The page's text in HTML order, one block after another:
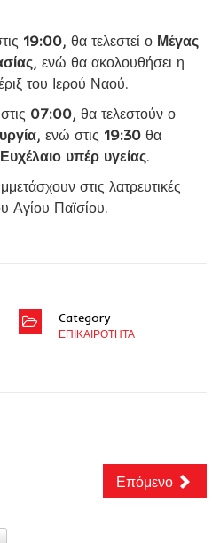
19:00, θα τελεστεί ο Μέγας
, ενώ θα ακολουθήσει η
του Ιερού Ναού.
07:00, θα τελεστούν ο
, ενώ στις 19:30 θα
υπέρ υγείας.
στις λατρευτικές
Αγίου Παϊσίου.
Category
ΕΠΙΚΑΙΡΟΤΗΤΑ
Επόμενο